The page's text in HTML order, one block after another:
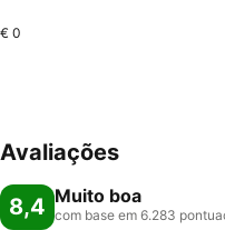
€ 0
Avaliações
8,4 Muito boa
com base em 6.283